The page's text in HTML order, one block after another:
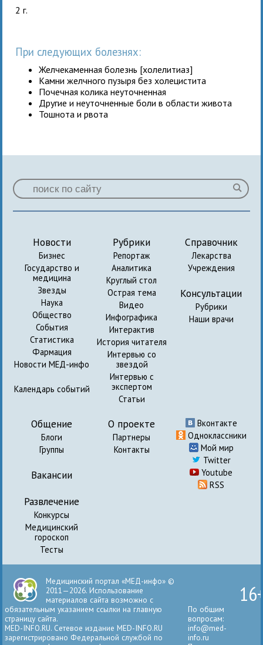
2 г.
При следующих болезнях:
Желчекаменная болезнь [холелитиаз]
Камни желчного пузыря без холецистита
Почечная колика неуточненная
Другие и неуточненные боли в области живота
Тошнота и рвота
Новости
Бизнес
Государство и
медицина
Звезды
Наука
Общество
События
Статистика
Фармация
Новости МЕД-инфо
Календарь событий
Рубрики
Репортаж
Аналитика
Круглый стол
Острая тема
Видео
Инфографика
Интерактив
История читателя
Интервью со
звездой
Интервью с
экспертом
Статьи
Справочник
Лекарства
Учреждения
Консультации
Рубрики
Наши врачи
Общение
Блоги
Группы
Вакансии
Развлечение
Конкурсы
Медицинский
гороскоп
Тесты
О проекте
Партнеры
Контакты
Вконтакте
Одноклассники
Мой мир
Twitter
Youtube
RSS
Медицинский портал «МЕД-инфо» ©
2011—2026. Использование
материалов сайта возможно с
обязательным указанием ссылки на главную
страницу сайта.
MED-INFO.RU. Сетевое издание MED-INFO.RU
зарегистрировано Федеральной службой по
По общим
вопросам:
info@med-
info.ru